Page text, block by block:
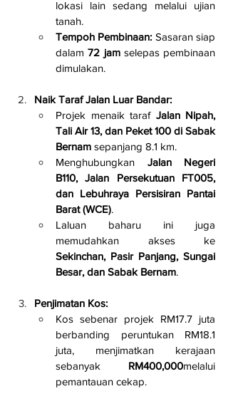
lokasi lain sedang melalui ujian
tanah.
Tempoh Pembinaan: Sasaran siap
dalam 72 jam selepas pembinaan
dimulakan.
Naik Taraf Jalan Luar Bandar:
Projek menaik taraf Jalan Nipah,
Tali Air 13, dan Peket 100 di Sabak
Bernam sepanjang 8.1 km.
Menghubungkan Jalan Negeri
B110, Jalan Persekutuan FT005,
dan Lebuhraya Persisiran Pantai
Barat (WCE).
Laluan baharu ini juga
Sekinchan, Pasir Panjang, Sungai
Besar, dan Sabak Bernam.
Penjimatan Kos:
Kos sebenar projek RM17.7 juta
berbanding peruntukan RM18.1
juta, menjimatkan kerajaan
sebanyak RM400,000melalui
pemantauan cekap.